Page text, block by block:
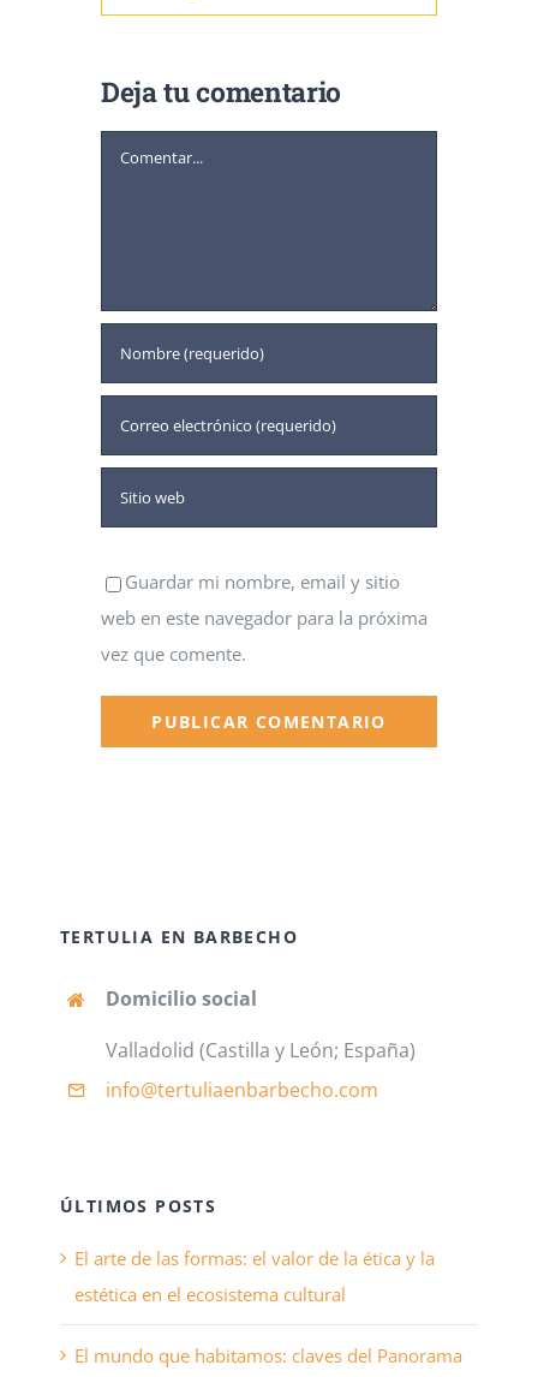
Deja tu comentario
Comentar
Guardar mi nombre, email y sitio
web en este navegador para la próxima
vez que comente.
TERTULIA EN BARBECHO
Domicilio social
Valladolid (Castilla y León; España)
info@tertuliaenbarbecho.com
ÚLTIMOS POSTS
El arte de las formas: el valor de la ética y la
estética en el ecosistema cultural
El mundo que habitamos: claves del Panorama